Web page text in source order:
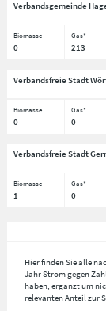
Verbandsgemeinde
Biomasse Gas*
0 213
Verbandsfreie Stadt
Biomasse Gas*
0 0
Verbandsfreie Stadt
Biomasse Gas*
1 0
Hier finden Sie alle
Jahr Strom gegen
haben, ergänzt um
relevanten Anteil zur